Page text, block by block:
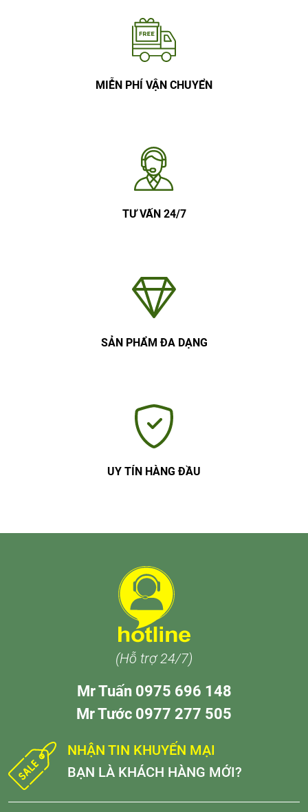
MIỄN PHÍ VẬN CHUYỂN
TƯ VẤN 24/7
SẢN PHẨM ĐA DẠNG
UY TÍN HÀNG ĐẦU
(Hỗ trợ 24/7)
Mr Tuấn 0975 696 148
Mr Tước 0977 277 505
NHẬN TIN KHUYẾN MẠI
BẠN LÀ KHÁCH HÀNG MỚI?